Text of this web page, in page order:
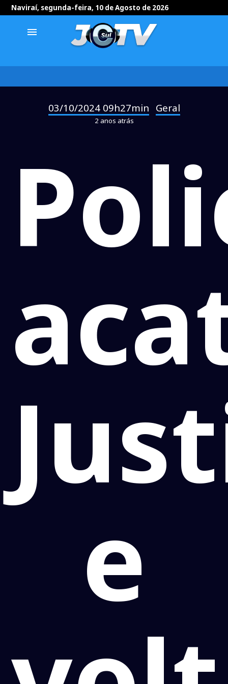
Naviraí, segunda-feira, 10 de Agosto de 2026
menu
03/10/2024 09h27min Geral
2 anos atrás
e